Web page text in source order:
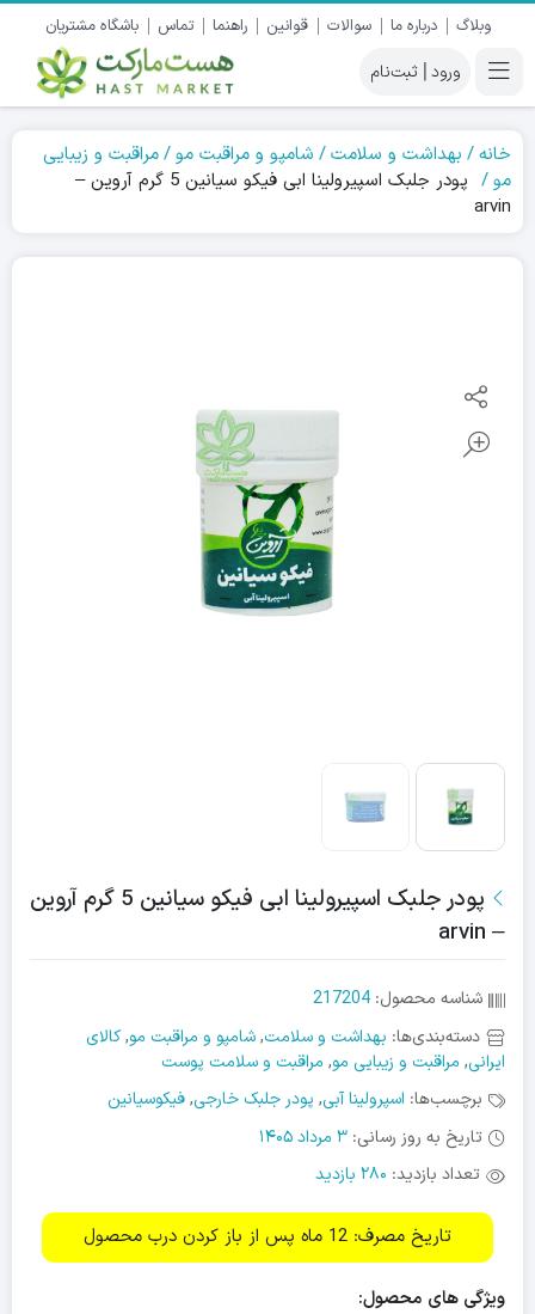
وبلاگ درباره ما سوالات قوانین راهنما تماس باشگاه مشتریان
|
خانه بهداشت و سلامت شامپو و مراقبت مو
مراقبت و زیبایی
مو
پودر جلبک اسپیرولینا ابی فیکو سیانین 5 گرم آروین –
arvin
پودر جلبک اسپیرولینا ابی فیکو سیانین 5 گرم آروین
– arvin
شناسه محصول: 217204
دسته‌بندی‌ها: بهداشت و سلامت,شامپو و مراقبت مو,کالای
ایرانی, مراقبت و زیبایی مو, مراقبت و سلامت پوست
برچسب‌ها: اسپرولینا آبی, پودر جلبک خارجی,فیکوسیانین
تاریخ به روز رسانی: 3 مرداد 1405
تعداد بازدید: 280 بازدید
تاریخ مصرف: 12 ماه پس از باز کردن درب محصول
ویژگی های محصول: